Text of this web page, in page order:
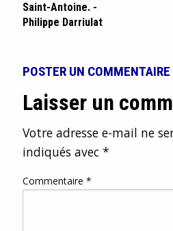
Saint-Antoine. -
Philippe Darriulat
POSTER UN COMMENTAIRE
Laisser un
Votre adresse e-mail ne
indiqués avec *
Commentaire *